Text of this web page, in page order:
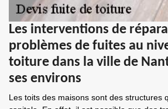
Les interventions de
problèmes de fuites au
toiture dans la ville de
ses environs
Les toits des maisons sont des structures